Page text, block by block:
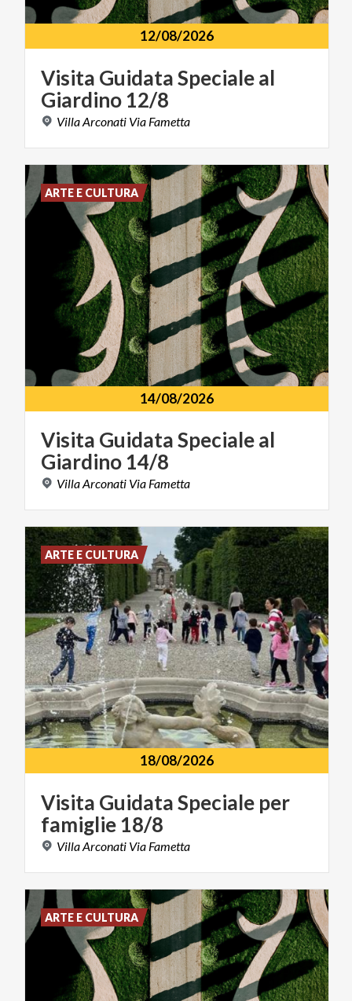
12/08/2026
Visita GuidataSpecialeal
Giardino 12/8
VillaArconati Via Fametta
14/08/2026
Visita GuidataSpecialeal
Giardino 14/8
VillaArconati Via Fametta
ARTE E CULTURA
18/08/2026
Visita GuidataSpeciale per
famiglie 18/8
VillaArconati Via Fametta
ARTE E CULTURA
ARTE E CULTURA